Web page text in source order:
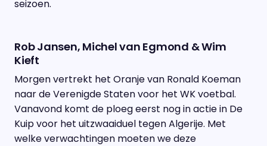
seizoen.
Rob Jansen, Michel van Egmond & Wim
Kieft
Morgen vertrekt het Oranje van Ronald Koeman
naar de Verenigde Staten voor het WK voetbal.
Vanavond komt de ploeg eerst nog in actie in De
Kuip voor het uitzwaaiduel tegen Algerije. Met
welke verwachtingen moeten we deze